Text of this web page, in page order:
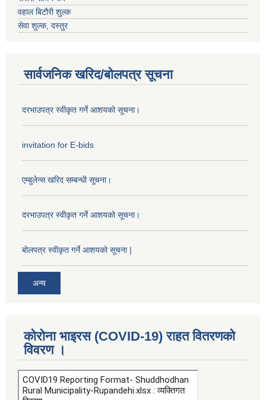
वहाल बिटौरी शुल्क
सेवा शुल्क, दस्तुर
सार्वजनिक खरिद/बोलपत्र सूचना
दरभाउपत्र स्वीकृत गर्ने आशयको सूचना।
invitation for E-bids
एम्बुलेन्स खरिद सम्बन्धी सूचना।
दरभाउपत्र स्वीकृत गर्ने आशयको सूचना।
बोलपत्र स्वीकृत गर्ने आशयको सूचना |
अन्य
कोरोना भाइरस (COVID-19) राहत वितरणको
विवरण ।